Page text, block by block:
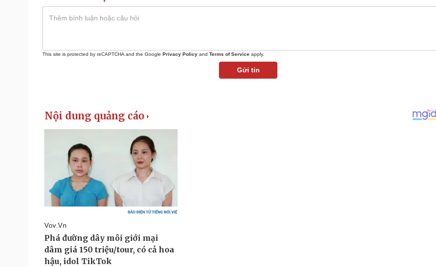
This site is protected by reCAPTCHA and the Google Privacy Policy and Terms of Service apply.
Gửi tin